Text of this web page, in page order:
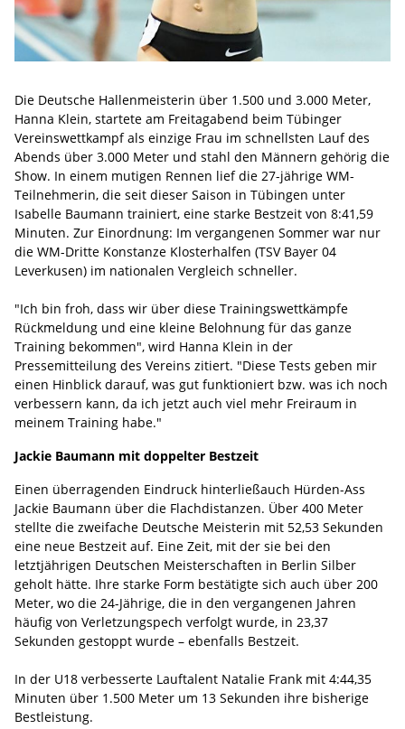
Die Deutsche Hallenmeisterin über 1.500 und 3.000 Meter,
Hanna Klein, startete am Freitagabend beim Tübinger
Vereinswettkampf als einzige Frau im schnellsten Lauf des
Abends über 3.000 Meter und stahl den Männern gehörig die
Show. In einem mutigen Rennen lief die 27-jährige WM-
Teilnehmerin, die seit dieser Saison in Tübingen unter
Isabelle Baumann trainiert, eine starke Bestzeit von 8:41,59
Minuten. Zur Einordnung: Im vergangenen Sommer war nur
die WM-Dritte Konstanze Klosterhalfen (TSV Bayer 04
Leverkusen) im nationalen Vergleich schneller.
"Ich bin froh, dass wir über diese Trainingswettkämpfe
Rückmeldung und eine kleine Belohnung für das ganze
Training bekommen", wird Hanna Klein in der
Pressemitteilung des Vereins zitiert. "Diese Tests geben mir
einen Hinblick darauf, was gut funktioniert bzw. was ich noch
verbessern kann, da ich jetzt auch viel mehr Freiraum in
meinem Training habe."
Jackie Baumann mit doppelter Bestzeit
Einen überragenden Eindruck hinterließauch Hürden-Ass
Jackie Baumann über die Flachdistanzen. Über 400 Meter
stellte die zweifache Deutsche Meisterin mit 52,53 Sekunden
eine neue Bestzeit auf. Eine Zeit, mit der sie bei den
letztjährigen Deutschen Meisterschaften in Berlin Silber
geholt hätte. Ihre starke Form bestätigte sich auch über 200
Meter, wo die 24-Jährige, die in den vergangenen Jahren
häufig von Verletzungspech verfolgt wurde, in 23,37
Sekunden gestoppt wurde – ebenfalls Bestzeit.
In der U18 verbesserte Lauftalent Natalie Frank mit 4:44,35
Minuten über 1.500 Meter um 13 Sekunden ihre bisherige
Bestleistung.